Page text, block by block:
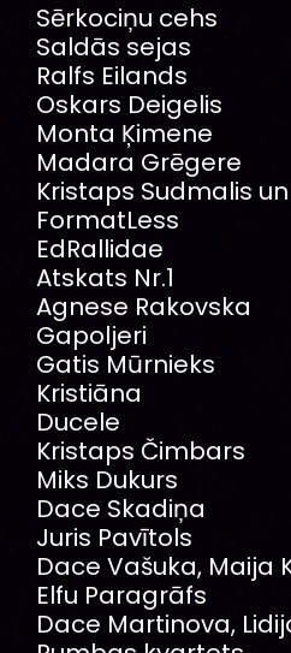
Sērkociņu cehs
Saldās sejas
Ralfs Eilands
Oskars Deigelis
Monta Ķimene
Madara Grēgere
Kristaps Sudmalis
FormatLess
EdRallidae
Atskats Nr.1
Agnese Rakovska
Gapoljeri
Gatis Mūrnieks
Kristiāna
Ducele
Kristaps Čimbars
Miks Dukurs
Dace Skadiņa
Juris Pavītols
Dace Vašuka, Maija
Elfu Paragrāfs
Dace Martinova,